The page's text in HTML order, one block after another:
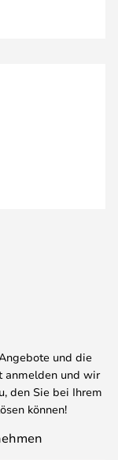
und die
anmelden und wir
den Sie bei Ihrem
können!